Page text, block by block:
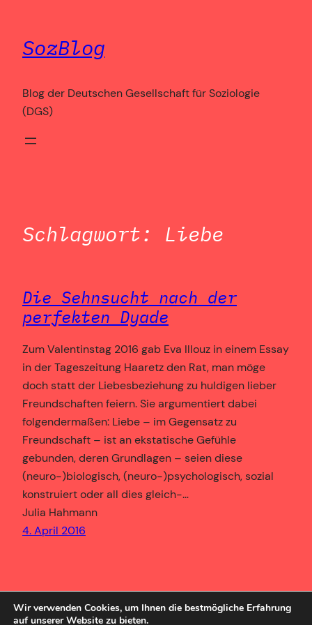
springen
SozBlog
Blog der Deutschen Gesellschaft für Soziologie
(DGS)
Schlagwort: Liebe
Die Sehnsucht nach der
perfekten Dyade
Zum Valentinstag 2016 gab Eva Illouz in einem Essay
in der Tageszeitung Haaretz den Rat, man möge
doch statt der Liebesbeziehung zu huldigen lieber
Freundschaften feiern. Sie argumentiert dabei
folgendermaßen: Liebe – im Gegensatz zu
Freundschaft – ist an ekstatische Gefühle
gebunden, deren Grundlagen – seien diese
(neuro-)biologisch, (neuro-)psychologisch, sozial
konstruiert oder all dies gleich-…
Julia Hahmann
4. April 2016
Wir verwenden Cookies, um Ihnen die bestmögliche Erfahrung
auf unserer Website zu bieten.